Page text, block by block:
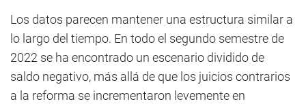
Los datos parecen mantener una estructura similar a
lo largo del tiempo. En todo el segundo semestre de
2022 se ha encontrado un escenario dividido de
saldo negativo, más allá de que los juicios contrarios
a la reforma se incrementaron levemente en